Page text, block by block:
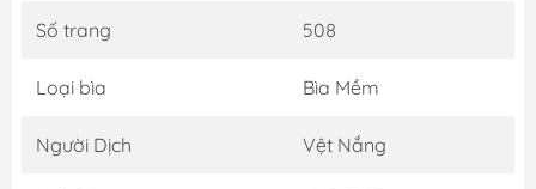
Số trang 508
Loại bìa Bìa Mềm
Người Dịch Vệt Nắng